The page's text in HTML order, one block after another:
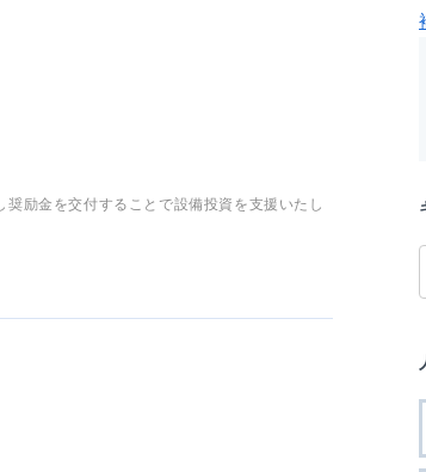
励金を交付することで設備投資を支援いたし